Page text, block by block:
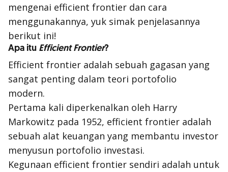
mengenai efficient frontier dan cara
menggunakannya, yuk simak penjelasannya
berikut ini!
Apa itu Efficient Frontier?
Efficient frontier adalah sebuah gagasan yang
sangat penting dalam teori portofolio
modern.
Pertama kali diperkenalkan oleh Harry
Markowitz pada 1952, efficient frontier adalah
sebuah alat keuangan yang membantu investor
menyusun portofolio investasi.
Kegunaan efficient frontier sendiri adalah untuk